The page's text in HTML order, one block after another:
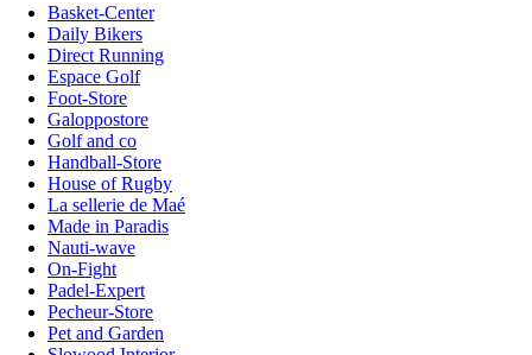
Basket-Center
Daily Bikers
Direct Running
Espace Golf
Foot-Store
Galoppostore
Golf and co
Handball-Store
House of Rugby
La sellerie de Maé
Made in Paradis
Nauti-wave
On-Fight
Padel-Expert
Pecheur-Store
Pet and Garden